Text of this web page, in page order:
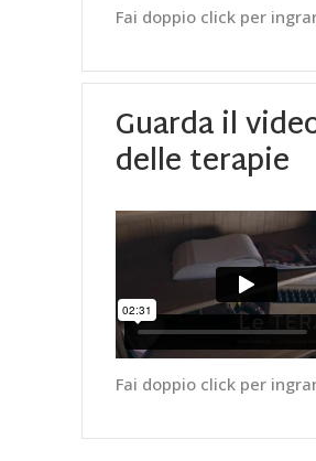
Fai doppio click per
Guarda il
delle terapie
Fai doppio click per